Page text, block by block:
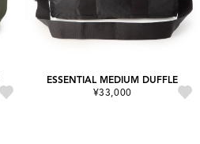
ESSENTIAL MEDIUM DUFFLE
¥33,000